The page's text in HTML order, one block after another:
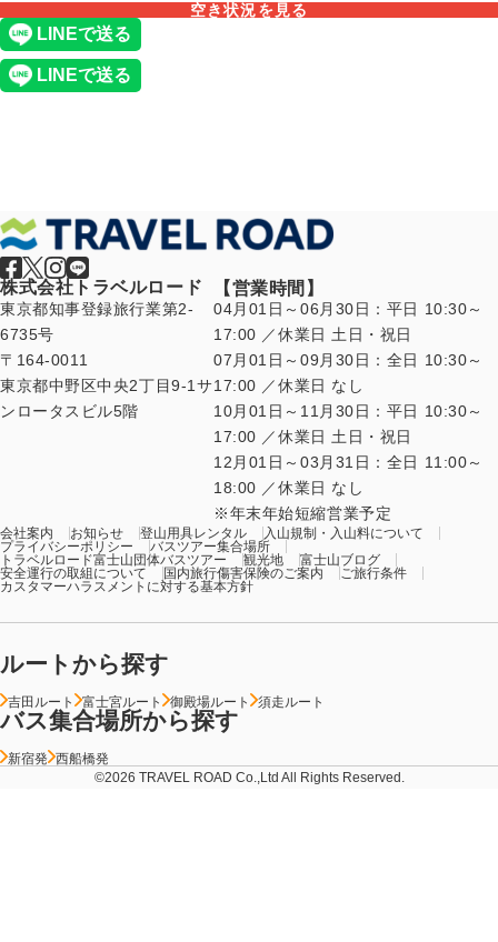
空き状況を見る
株式会社トラベルロード
東京都知事登録旅行業第2-
6735号
〒164-0011
東京都中野区中央2丁目9-1サ
ンロータスビル5階
【営業時間】
04月01日～06月30日：平日 10:30～
17:00 ／休業日 土日・祝日
07月01日～09月30日：全日 10:30～
17:00 ／休業日 なし
10月01日～11月30日：平日 10:30～
17:00 ／休業日 土日・祝日
12月01日～03月31日：全日 11:00～
18:00 ／休業日 なし
年末年始短縮営業予定
会社案内 お知らせ 登山用具レンタル
入山規制・入山料について
プライバシーポリシー
バスツアー集合場所
トラベルロード富士山団体バスツアー
観光地
富士山ブログ
安全運行の取組について
国内旅行傷害保険のご案内
ご旅行条件
カスタマーハラスメントに対する基本方針
ルートから探す
吉田ルート 富士宮ルート 御殿場ルート 須走ルート
バス集合場所から探す
新宿発 西船橋発
©2026 TRAVEL ROAD Co.,Ltd All Rights Reserved.